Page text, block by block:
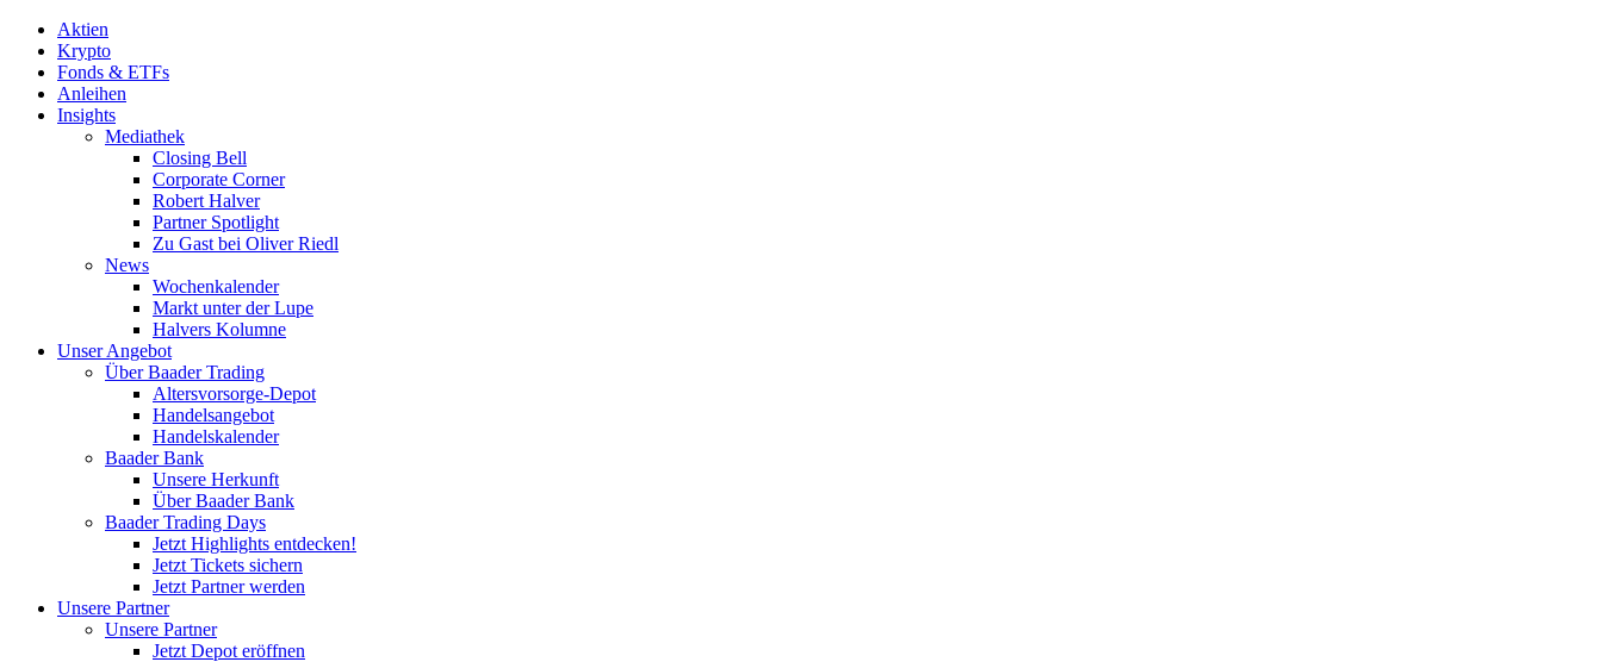
Aktien
Krypto
Fonds & ETFs
Anleihen
Insights
Mediathek
Closing Bell
Corporate Corner
Robert Halver
Partner Spotlight
Zu Gast bei Oliver Riedl
News
Wochenkalender
Markt unter der Lupe
Halvers Kolumne
Unser Angebot
Über Baader Trading
Altersvorsorge-Depot
Handelsangebot
Handelskalender
Baader Bank
Unsere Herkunft
Über Baader Bank
Baader Trading Days
Jetzt Highlights entdecken!
Jetzt Tickets sichern
Jetzt Partner werden
Unsere Partner
Unsere Partner
Jetzt Depot eröffnen